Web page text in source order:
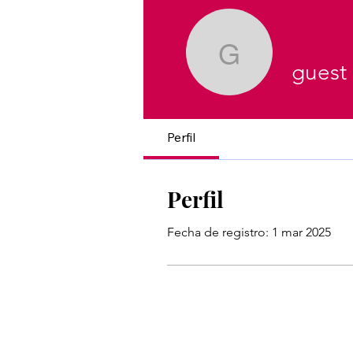
guestguest
Perfil
Perfil
Fecha de registro: 1 mar 2025